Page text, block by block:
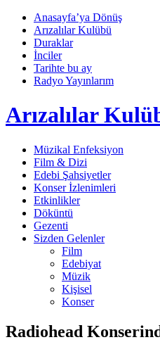
Anasayfa’ya Dönüş
Arızalılar Kulübü
Duraklar
İnciler
Tarihte bu ay
Radyo Yayınlarım
Arızalılar
Müzikal Enfeksiyon
Film & Dizi
Edebi Şahsiyetler
Konser İzlenimleri
Etkinlikler
Döküntü
Gezenti
Sizden Gelenler
Film
Edebiyat
Müzik
Kişisel
Konser
Radiohead